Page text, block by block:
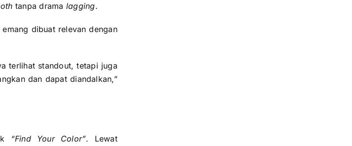
tanpa drama lagging.
dibuat relevan dengan
terlihat standout, tetapi juga
dan dapat diandalkan,”
“Find Your Color”. Lewat